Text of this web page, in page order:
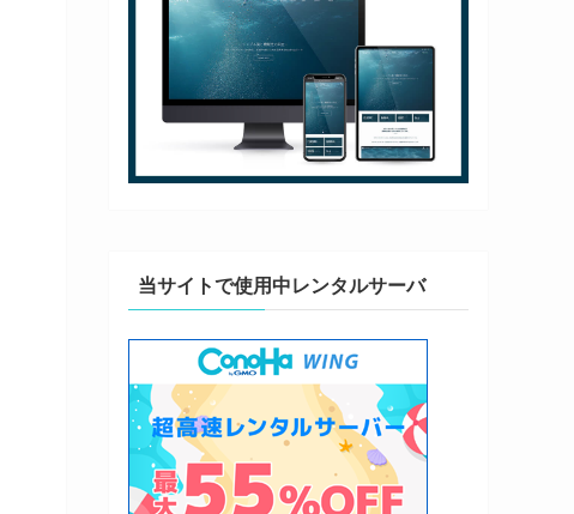
当サイトで使用中レンタルサーバ